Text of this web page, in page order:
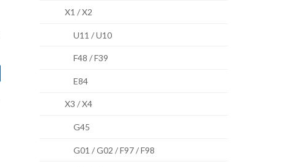
X1 / X2
U11 / U10
F48 / F39
E84
X3 / X4
G45
G01 / G02 / F97 / F98